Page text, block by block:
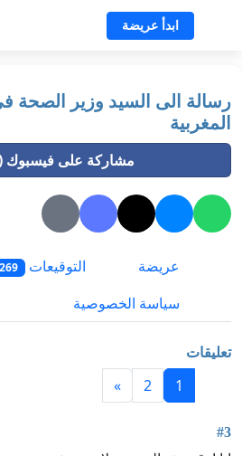
ابدأ عريضة
رسالة الى السيد وزير الصحة
المغربية
مشاركة على فيسبوك
عريضة التوقيعات 269
سياسة الخصوصية
تعليقات
1
2
»
#3